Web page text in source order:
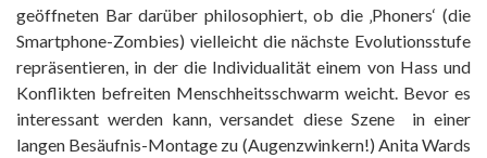
geöffneten Bar darüber philosophiert, ob die ‚Phoners‘ (die
Smartphone-Zombies) vielleicht die nächste Evolutionsstufe
repräsentieren, in der die Individualität einem von Hass und
Konflikten befreiten Menschheitsschwarm weicht. Bevor es
interessant werden kann, versandet diese Szene in einer
langen Besäufnis-Montage zu (Augenzwinkern!) Anita Wards